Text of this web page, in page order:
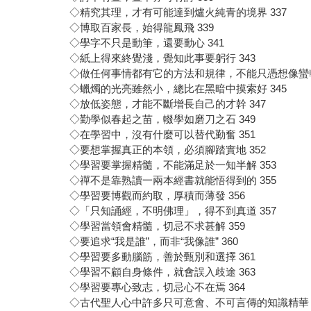
◇精究其理，才有可能達到爐火純青的境界 337
◇博取百家長，始得龍鳳飛 339
◇學字不只是動筆，還要動心 341
◇紙上得來終覺淺，覺知此事要躬行 343
◇做任何事情都有它的方法和規律，不能只憑想像蠻
◇蠟燭的光亮雖然小，總比在黑暗中摸索好 345
◇放低姿態，才能不斷增長自己的才幹 347
◇勤學似春起之苗，輟學如磨刀之石 349
◇在學習中，沒有什麼可以替代勤奮 351
◇要想掌握真正的本領，必須腳踏實地 352
◇學習要掌握精髓，不能滿足於一知半解 353
◇禪不是靠熟讀一兩本經書就能悟得到的 355
◇學習要博觀而約取，厚積而薄發 356
◇「只知誦經，不明佛理」，得不到真道 357
◇學習當領會精髓，切忌不求甚解 359
◇要追求“我是誰”，而非“我像誰” 360
◇學習要多動腦筋，善於甄別和選擇 361
◇學習不顧自身條件，就會誤入歧途 363
◇學習要專心致志，切忌心不在焉 364
◇古代聖人心中許多只可意會、不可言傳的知識精華